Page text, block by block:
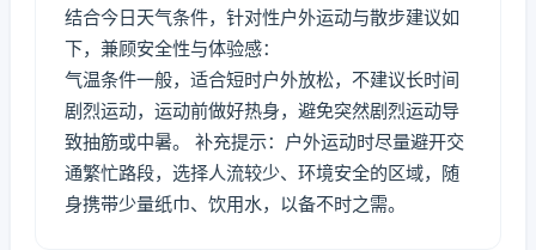
结合今日天气条件，针对性户外运动与散步建议如
下，兼顾安全性与体验感：
气温条件一般，适合短时户外放松，不建议长时间
剧烈运动，运动前做好热身，避免突然剧烈运动导
致抽筋或中暑。 补充提示：户外运动时尽量避开交
通繁忙路段，选择人流较少、环境安全的区域，随
身携带少量纸巾、饮用水，以备不时之需。